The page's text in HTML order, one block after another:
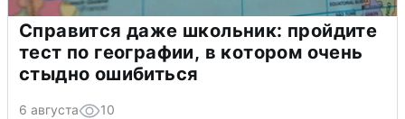
Справится даже школьник: пройдите
тест по географии, в котором очень
стыдно ошибиться
6 августа 10